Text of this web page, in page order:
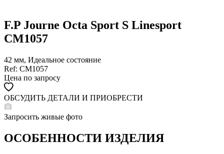
F.P Journe Octa Sport S Linesport
CM1057
42 мм, Идеальное состояние
Ref: CM1057
Цена по запросу
ОБСУДИТЬ ДЕТАЛИ И ПРИОБРЕСТИ
WHATSAPP
TELEGRAM
ПОЗВОНИТЬ
ЗАПРОС ЗВОНКА
Запросить живые фото
ОСОБЕННОСТИ ИЗДЕЛИЯ